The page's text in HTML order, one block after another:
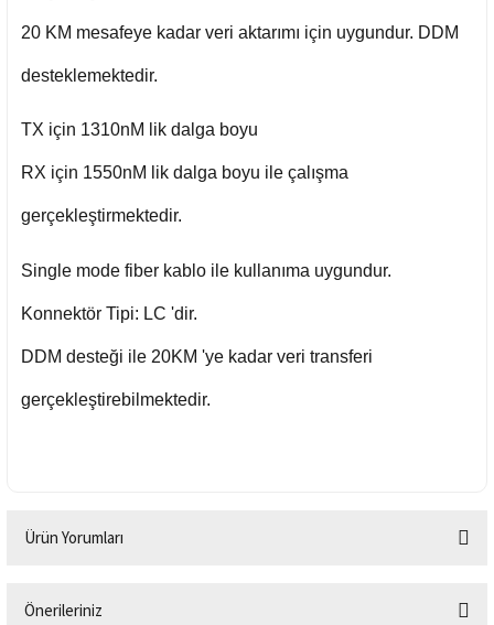
20 KM mesafeye kadar veri aktarımı için uygundur. DDM
desteklemektedir.
TX için 1310nM lik dalga boyu
RX için 1550nM lik dalga boyu ile çalışma
gerçekleştirmektedir.
Single mode fiber kablo ile kullanıma uygundur.
Konnektör Tipi: LC 'dir.
DDM desteği ile 20KM 'ye kadar veri transferi
gerçekleştirebilmektedir.
Ürün Yorumları
Önerileriniz